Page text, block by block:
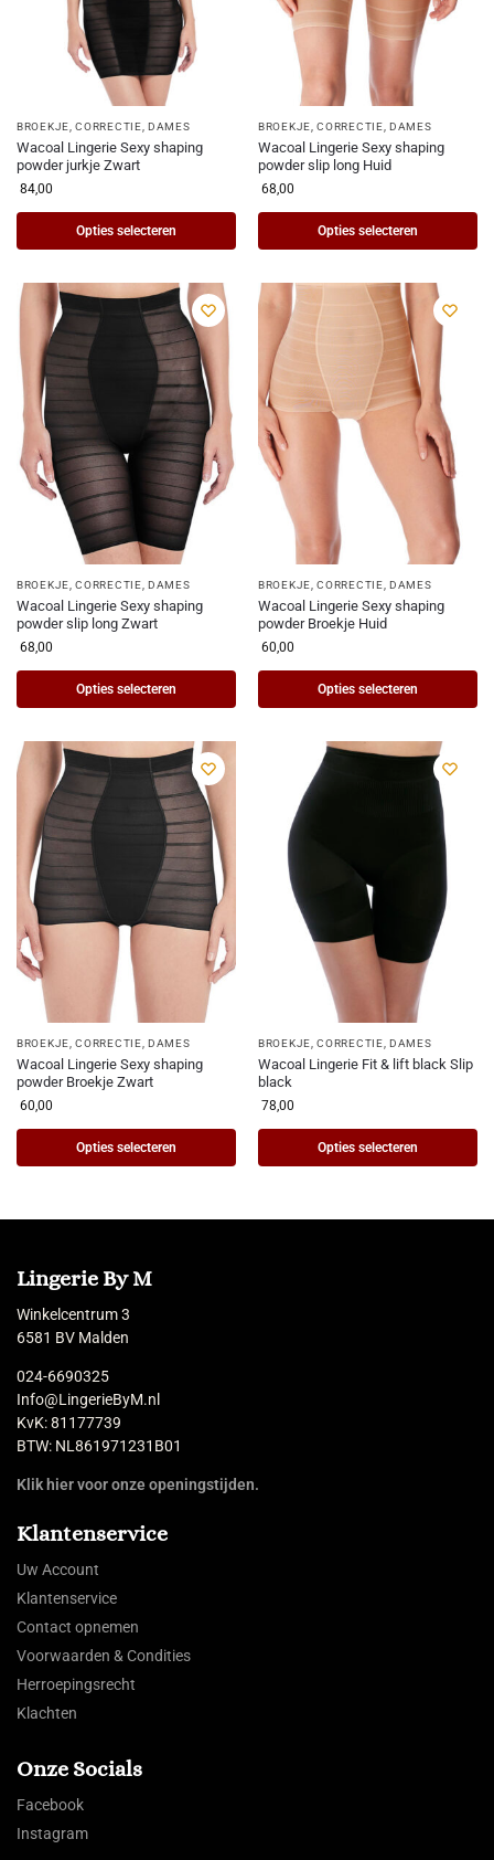
BROEKJE,CORRECTIE,DAMES
Wacoal Lingerie Sexy shaping
powder jurkje Zwart
84,00
Opties selecteren
BROEKJE,CORRECTIE,DAMES
Wacoal Lingerie Sexy shaping
powder slip long Huid
68,00
Opties selecteren
BROEKJE ,CORRECTIE ,DAMES
Wacoal Lingerie Sexy shaping
powder slip long Zwart
68,00
Opties selecteren
BROEKJE ,CORRECTIE ,DAMES
Wacoal Lingerie Sexy shaping
powder Broekje Huid
60,00
Opties selecteren
BROEKJE ,CORRECTIE ,DAMES
Wacoal Lingerie Sexy shaping
powder Broekje Zwart
60,00
Opties selecteren
BROEKJE ,CORRECTIE ,DAMES
Wacoal Lingerie Fit & lift black Slip
black
78,00
Opties selecteren
Lingerie By M
Winkelcentrum 3
6581 BV Malden
024-6690325
Info@LingerieByM.nl
KvK: 81177739
BTW: NL861971231B01
Klik hier voor onze openingstijden.
Klantenservice
Uw Account
Klantenservice
Contact opnemen
Voorwaarden & Condities
Herroepingsrecht
Klachten
Onze Socials
Facebook
Instagram